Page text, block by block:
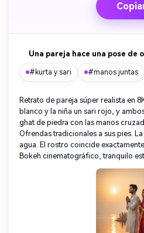
Una pareja hace una pose de
#kurta y sari #manos juntas
Retrato de pareja súper realista en
blanco y la niña un sari rojo, y
ghat de piedra con las manos
Ofrendas tradicionales a sus pies.
agua. El rostro coincide
Bokeh cinematográfico, tranquilo